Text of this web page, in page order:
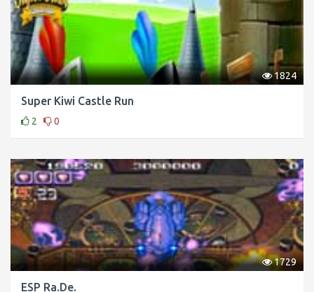
1824
Super Kiwi Castle Run
2 0
1729
ESP Ra.De.